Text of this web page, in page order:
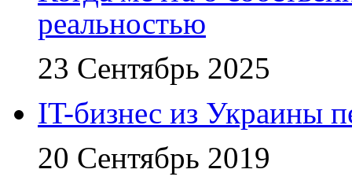
реальностью
23 Сентябрь 2025
IT-бизнес из Украины
20 Сентябрь 2019